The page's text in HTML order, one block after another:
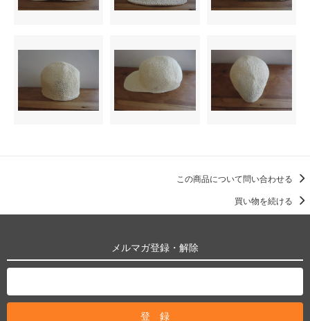
この商品について問い合わせる
買い物を続ける
メルマガ登録・解除